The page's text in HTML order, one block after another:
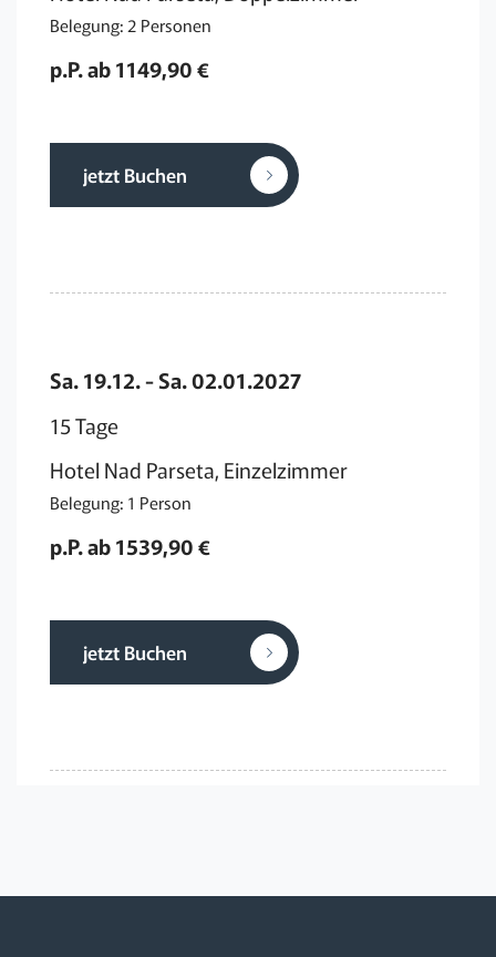
Belegung: 2 Personen
p.P. ab 1149,90 €
jetzt Buchen
Sa. 19.12. - Sa. 02.01.2027
15 Tage
Hotel Nad Parseta, Einzelzimmer
Belegung: 1 Person
p.P. ab 1539,90 €
jetzt Buchen